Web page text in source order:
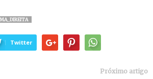
Twitter
Próximo artigo